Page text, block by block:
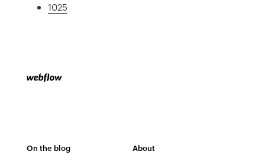
1025
On the blog About